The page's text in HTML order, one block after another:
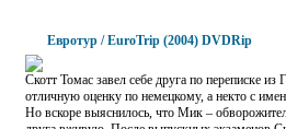
Евротур / EuroTrip (2004) DVDRip
Скотт Томас завел себе друга по переписке
отличную оценку по немецкому, а некто с
Но вскоре выяснилось, что Мик –